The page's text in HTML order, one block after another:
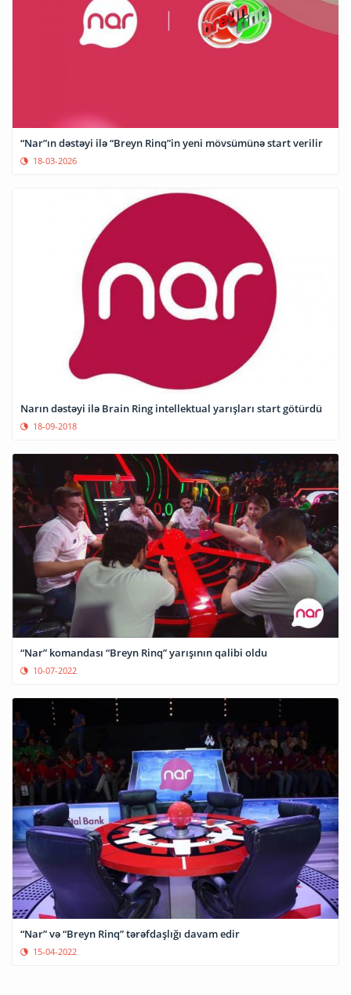
“Nar”ın dəstəyi ilə “Breyn Rinq”in yeni mövsümünə start verilir
18-03-2026
Narın dəstəyi ilə Brain Ring intellektual yarışları start götürdü
18-09-2018
“Nar” komandası “Breyn Rinq” yarışının qalibi oldu
10-07-2022
“Nar” və “Breyn Rinq” tərəfdaşlığı davam edir
15-04-2022